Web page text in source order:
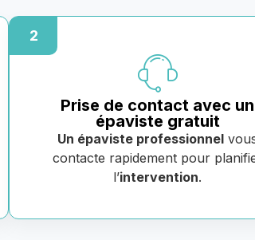
2
Prise de contact avec un
épaviste gratuit
Un épaviste professionnel
contacte rapidement pour
l’intervention.